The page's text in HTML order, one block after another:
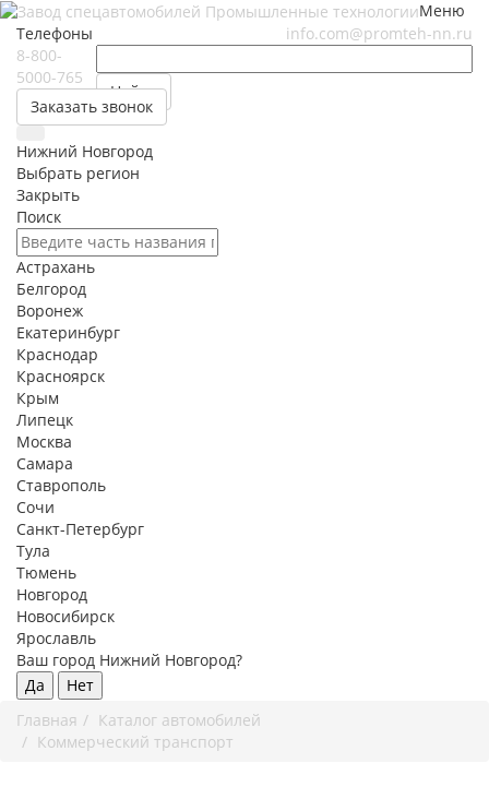
Меню
info.com@promteh-nn.ru
Найти
Телефоны
8-800-
5000-765
Заказать звонок
Нижний Новгород
Выбрать регион
Закрыть
Поиск
Астрахань
Белгород
Воронеж
Екатеринбург
Краснодар
Красноярск
Крым
Липецк
Москва
Самара
Ставрополь
Сочи
Санкт-Петербург
Тула
Тюмень
Новгород
Новосибирск
Ярославль
Ваш город Нижний Новгород?
Да
Нет
Главная
Каталог автомобилей
Коммерческий транспорт